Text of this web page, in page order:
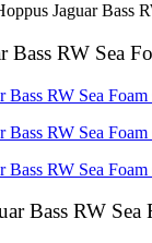
Jaguar Bass
RW Sea
Bass RW Sea